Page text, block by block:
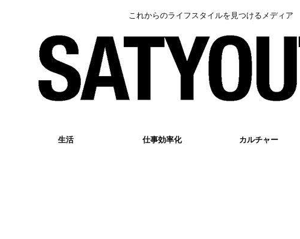
これからのライフスタイルを見つけるメディア
生活 仕事効率化 カルチャー